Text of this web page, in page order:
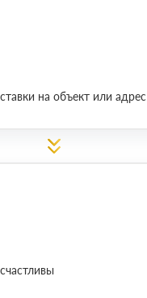
на объект или адрес